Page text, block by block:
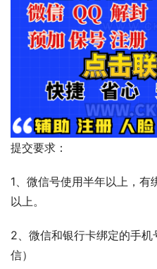
提交要求：
1、微信号使用半年以上，有
以上。
2、微信和银行卡绑定的手
信）